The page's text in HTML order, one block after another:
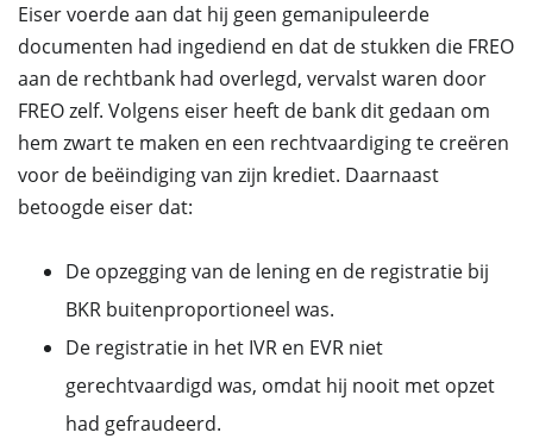
Eiser voerde aan dat hij geen gemanipuleerde
documenten had ingediend en dat de stukken die FREO
aan de rechtbank had overlegd, vervalst waren door
FREO zelf. Volgens eiser heeft de bank dit gedaan om
hem zwart te maken en een rechtvaardiging te creëren
voor de beëindiging van zijn krediet. Daarnaast
betoogde eiser dat:
De opzegging van de lening en de registratie bij
BKR buitenproportioneel was.
De registratie in het IVR en EVR niet
gerechtvaardigd was, omdat hij nooit met opzet
had gefraudeerd.